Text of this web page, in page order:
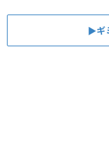
▶︎ギ